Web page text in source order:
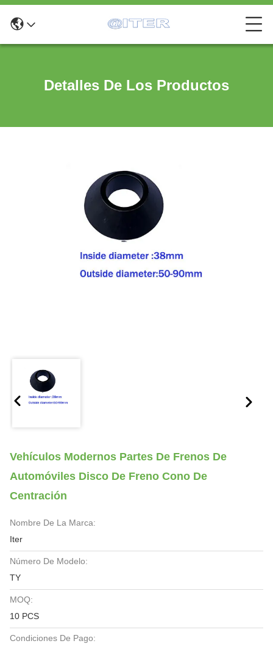
Detalles De Los Productos
Vehículos Modernos Partes De Frenos De
Automóviles Disco De Freno Cono De
Centración
Nombre De La Marca:
Iter
Número De Modelo:
TY
MOQ:
10 PCS
Condiciones De Pago: